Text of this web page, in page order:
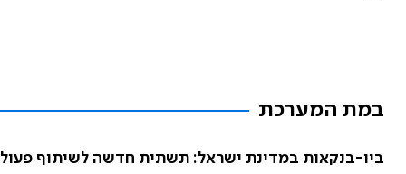
במת המערכת
ביו-בנקאות במדינת ישראל: תשתית חדשה לשיתוף